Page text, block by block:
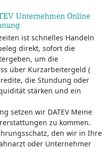
Unternehmen Online
ist schnelles Handeln
direkt, sofort die
um die
über Kurzarbeitergeld (
die Stundung oder
stärken und ein
setzen wir DATEV Meine
zu kommen.
den wir in Ihre
oder Unternehmer